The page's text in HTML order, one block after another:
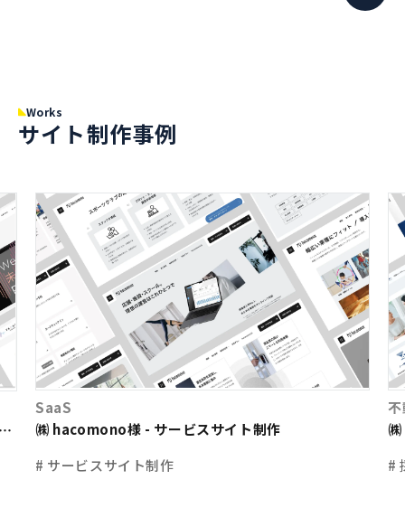
Works
サイト制作事例
SaaS
㈱ hacomono様 - サービスサイト制作
# サービスサイト制作
#